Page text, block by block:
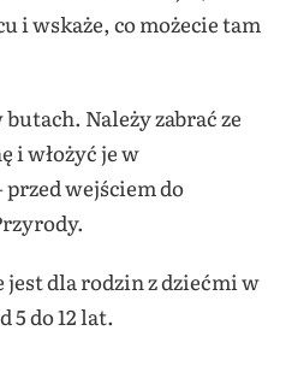
i wskaże, co możecie tam
Należy zabrać ze
i włożyć je w
wejściem do
jest dla rodzin z dziećmi w
do 12 lat.